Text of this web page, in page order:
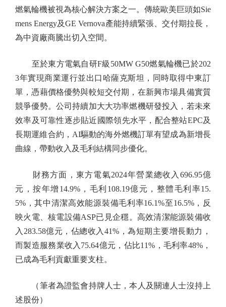
燃氣輪機被視為核心解決方案之一。傳統歐美巨頭如Sie
mens Energy及GE Vernova產能持續緊張、交付期拉長，
為中資廠商騰出切入空間。
至於東方電氣自研F級50MW G50燃氣輪機已於202
3年實現商業運行並出口哈薩克斯坦，同時取得中東訂
單，憑藉價格優勢與較短交付期，在新興市場具備實質
競爭優勢。公司持續加大大功率燃機研發投入，若未來
效率及可靠性逐步貼近國際領先水平，配合整站EPC及
長期運維合約，AI驅動的海外燃機訂單有望成為新增長
曲線，帶動收入及毛利結構同步優化。
財務方面，東方電氣2024年營業總收入696.95億
元，按年增14.9%，毛利108.19億元，整體毛利率15.
5%，其中清潔高效能源裝備毛利率16.1%至16.5%，反
映火電、核電設備ASP已見企穩。高效清潔能源裝備收
入283.58億元，佔總收入41%，為短期主要增長動力，
而製造服務業收入75.64億元，佔比11%，毛利率48%，
已成為毛利貢獻重要支柱。
（筆者為證監會持牌人士，本人及關連人士沒持上
述股份）